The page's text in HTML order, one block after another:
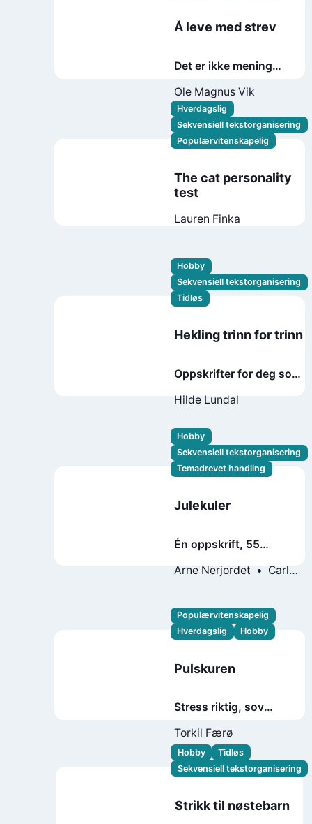
Å leve med strev
Det er ikke meningen
hele tiden
Ole Magnus Vik
Hverdagslig
Sekvensiell tekstorganisering
Populærvitenskapelig
The cat personality
test
Lauren Finka
Hobby
Sekvensiell tekstorganisering
Tidløs
Hekling trinn for trinn
Oppskrifter for deg som
for deg som ikke klarer
Hilde Lundal
Hobby
Sekvensiell tekstorganisering
Temadrevet handling
Julekuler
Én oppskrift, 55
Arne Nerjordet
Carlos
Populærvitenskapelig
Hverdagslig
Hobby
Pulskuren
Stress riktig, sov
lenger
Torkil Færø
Hobby
Tidløs
Sekvensiell tekstorganisering
Strikk til nøstebarn